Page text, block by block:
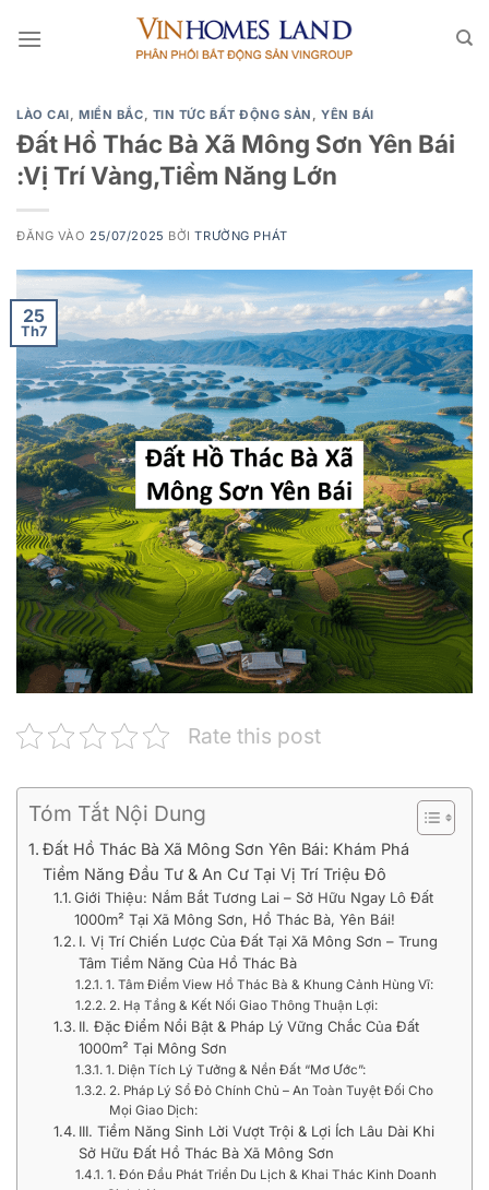
qua
LÀO CAI,MIỀN BẮC, TIN TỨC BẤT ĐỘNG SẢN , YÊN BÁI
Đất Hồ Thác Bà Xã Mông Sơn Yên Bái
:Vị Trí Vàng,Tiềm Năng Lớn
ĐĂNG VÀO 25/07/2025 BỞITRƯỜNG PHÁT
25
Th7
Rate this post
Tóm Tắt Nội Dung
Đất Hồ Thác Bà Xã Mông Sơn Yên Bái: Khám Phá
Tiềm Năng Đầu Tư & An Cư Tại Vị Trí Triệu Đô
Giới Thiệu: Nắm Bắt Tương Lai – Sở Hữu Ngay Lô Đất
1000m² Tại Xã Mông Sơn, Hồ Thác Bà, Yên Bái!
I. Vị Trí Chiến Lược Của Đất Tại Xã Mông Sơn – Trung
Tâm Tiềm Năng Của Hồ Thác Bà
1. Tâm Điểm View Hồ Thác Bà & Khung Cảnh Hùng Vĩ:
2. Hạ Tầng & Kết Nối Giao Thông Thuận Lợi:
II. Đặc Điểm Nổi Bật & Pháp Lý Vững Chắc Của Đất
1000m² Tại Mông Sơn
1. Diện Tích Lý Tưởng & Nền Đất “Mơ Ước”:
2. Pháp Lý Sổ Đỏ Chính Chủ – An Toàn Tuyệt Đối Cho
Mọi Giao Dịch:
III. Tiềm Năng Sinh Lời Vượt Trội & Lợi Ích Lâu Dài Khi
Sở Hữu Đất Hồ Thác Bà Xã Mông Sơn
1. Đón Đầu Phát Triển Du Lịch & Khai Thác Kinh Doanh